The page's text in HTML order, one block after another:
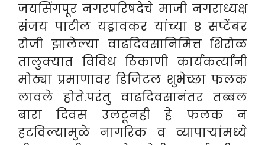
जयसिंगपूर नगरपरिषदेचे माजी नगराध्यक्ष
संजय पाटील यड्रावकर यांच्या ८ सप्टेंबर
रोजी झालेल्या वाढदिवसानिमित्त शिरोळ
तालुक्यात विविध ठिकाणी कार्यकर्त्यांनी
मोठ्या प्रमाणावर डिजिटल शुभेच्छा फलक
लावले होते.परंतु वाढदिवसानंतर तब्बल
बारा दिवस उलटूनही हे फलक न
हटविल्यामुळे नागरिक व व्यापाऱ्यांमध्ये